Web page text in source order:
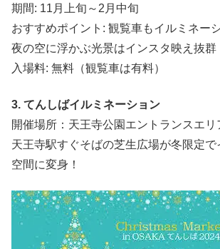
期間: 11月上旬～2月中旬
おすすめポイント: 観覧車もイルミネー
夜の空に浮かぶ光景はインスタ映え抜群
入場料: 無料（観覧車は有料）
3. てんしばイルミネーション
開催場所：天王寺公園エントランスエリ
天王寺駅すぐそばの芝生広場が冬限定
空間に変身！